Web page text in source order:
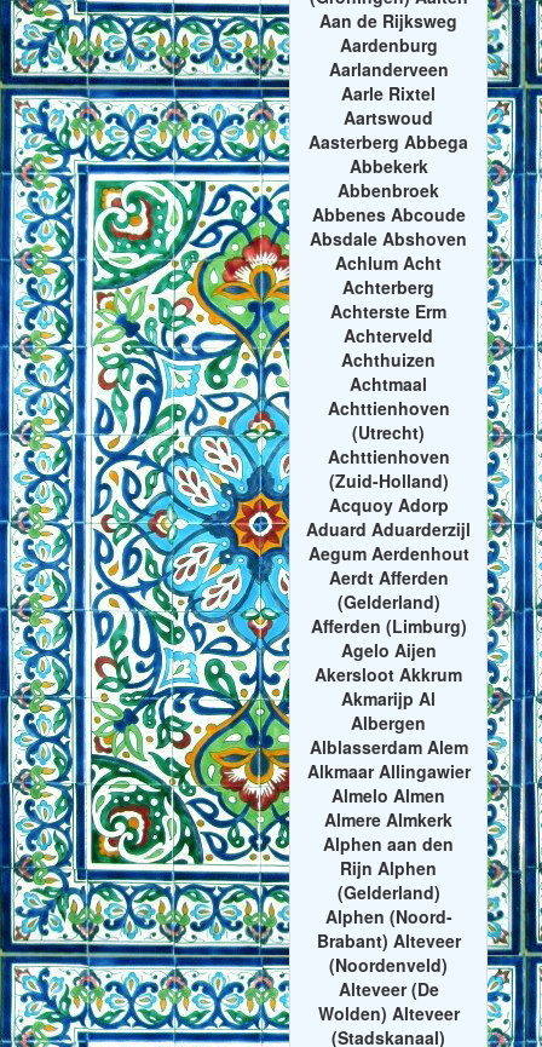
Aan de Rijksweg
Aardenburg
Aarlanderveen
Aarle Rixtel
Aartswoud
Aasterberg Abbega
Abbekerk
Abbenbroek
Abbenes Abcoude
Absdale Abshoven
Achlum Acht
Achterberg
Achterste Erm
Achterveld
Achthuizen
Achtmaal
Achttienhoven
(Utrecht)
Achttienhoven
(Zuid-Holland)
Acquoy Adorp
Aduard Aduarderzijl
Aegum Aerdenhout
Aerdt Afferden
(Gelderland)
Afferden (Limburg)
Agelo Aijen
Akersloot Akkrum
Akmarijp Al
Albergen
Alblasserdam Alem
Alkmaar Allingawier
Almelo Almen
Almere Almkerk
Alphen aan den
Rijn Alphen
(Gelderland)
Alphen (Noord-
Brabant) Alteveer
(Noordenveld)
Alteveer (De
Wolden) Alteveer
(Stadskanaal)